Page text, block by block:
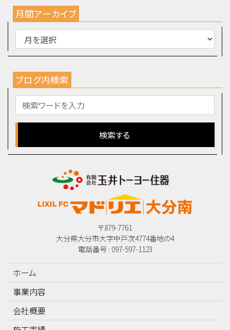
月間アーカイブ
ブログ内検索
〒879-7761
大分県大分市大字中戸次4774番地の4
電話番号 : 097-597-1123
ホーム
事業内容
会社概要